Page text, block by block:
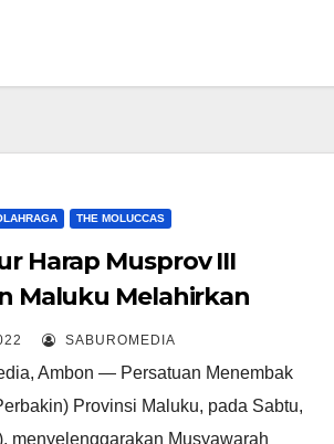
THE MOLUCCAS
Harap Musprov III
Maluku Melahirkan
Baru Yang Mampu
Kualitas & Kuantitas
SABUROMEDIA
Ambon — Persatuan Menembak
Provinsi Maluku, pada Sabtu,
menyelenggarakan Musyawarah